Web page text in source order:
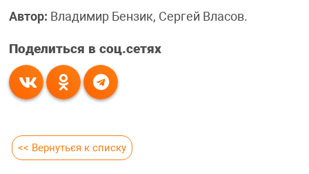
Автор: Владимир Бензик, Сергей Власов.
Поделиться в соц.сетях
<< Вернуться к списку